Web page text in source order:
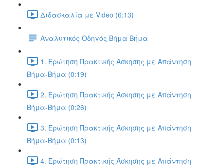
Διδασκαλία με Video (6:13)
Αναλυτικός Οδηγός Βήμα Βήμα
1. Ερώτηση Πρακτικής Άσκησης με Απάντηση
Βήμα-Βήμα (0:19)
2. Ερώτηση Πρακτικής Άσκησης με Απάντηση
Βήμα-Βήμα (0:26)
3. Ερώτηση Πρακτικής Άσκησης με Απάντηση
Βήμα-Βήμα (0:13)
4. Ερώτηση Πρακτικής Άσκησης με Απάντηση